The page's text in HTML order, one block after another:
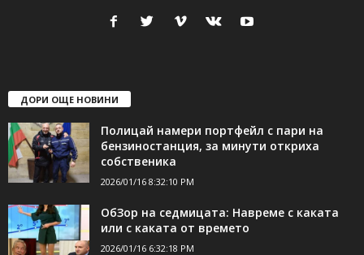
ДОРИ ОЩЕ НОВИНИ
Полицай намери портфейл с пари на
бензиностанция, за минути откриха
собственика
2026/01/16 8:32:10 PM
ОбЗор на седмицата: Навреме с каката
или с каката от времето
2026/01/16 6:32:18 PM